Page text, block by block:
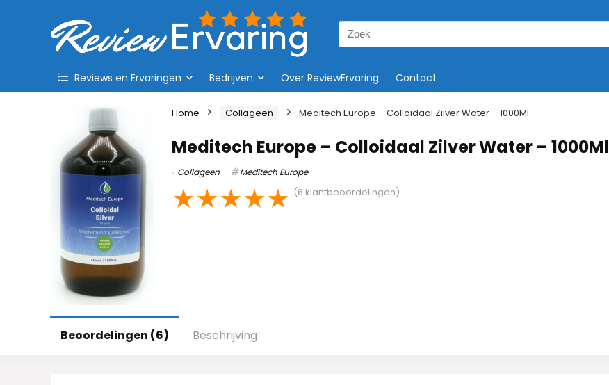
Search
for:
Reviews en Ervaringen Bedrijven Over ReviewErvaring Contact
Home Collageen Meditech Europe – Colloidaal Zilver Water – 1000Ml
Meditech Europe – Colloidaal Zilver Water – 1000Ml
Collageen Meditech Europe
★★★★★ (6 klantbeoordelingen)
Beoordelingen (6) Beschrijving